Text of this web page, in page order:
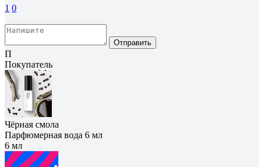
1 0
Отправить
П
Покупатель
Чёрная смола
Парфюмерная вода 6 мл
6 мл